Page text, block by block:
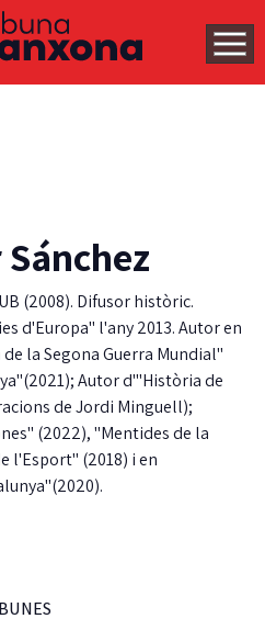
(2008). Difusor històric.
d'Europa" l'any 2013. Autor en
la Segona Guerra Mundial"
Autor d'"Història de
de Jordi Minguell);
(2022), "Mentides de la
l'Esport" (2018) i en